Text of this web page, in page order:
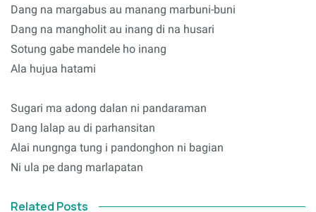
Dang na margabus au manang marbuni-buni
Dang na mangholit au inang di na husari
Sotung gabe mandele ho inang
Ala hujua hatami
Sugari ma adong dalan ni pandaraman
Dang lalap au di parhansitan
Alai nungnga tung i pandonghon ni bagian
Ni ula pe dang marlapatan
Related Posts